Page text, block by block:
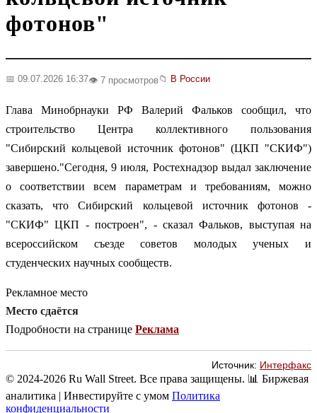
фотонов"
📅 09.07.2026 16:37👁️ 7 просмотров📁 В России
Глава Минобрнауки РФ Валерий Фальков сообщил, что
строительство Центра коллективного пользования
"Сибирский кольцевой источник фотонов" (ЦКП "СКИФ")
завершено."Сегодня, 9 июля, Ростехнадзор выдал заключение
о соответствии всем параметрам и требованиям, можно
сказать, что Сибирский кольцевой источник фотонов -
"СКИФ" ЦКП - построен", - сказал Фальков, выступая на
всероссийском съезде советов молодых ученых и
студенческих научных сообществ.
Рекламное место
Место сдаётся
Подробности на странице Реклама
Источник: Интерфакс
© 2024-2026 Ru Wall Street. Все права защищены. 📊 Биржевая
аналитика | Инвестируйте с умом Политика
конфиденциальности